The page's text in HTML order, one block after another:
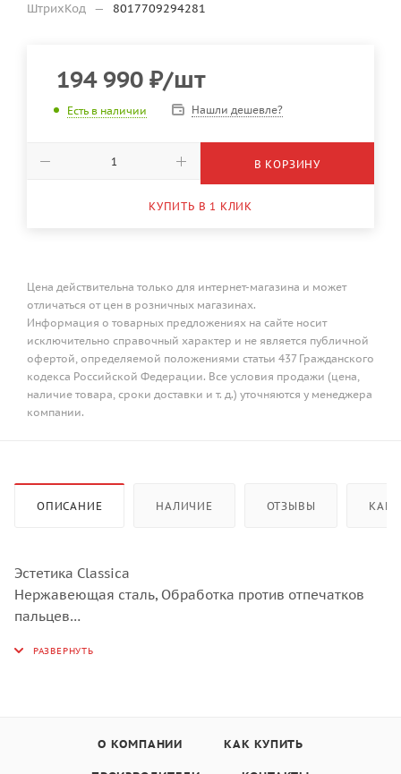
ШтрихКод — 8017709294281
194 990 ₽/шт
Есть в наличии Нашли дешевле?
В КОРЗИНУ
КУПИТЬ В 1 КЛИК
Цена действительна только для интернет-магазина и может
отличаться от цен в розничных магазинах.
Информация о товарных предложениях на сайте носит
исключительно справочный характер и не является публичной
офертой, определяемой положениями статьи 437 Гражданского
кодекса Российской Федерации. Все условия продажи (цена,
наличие товара, сроки доставки и т. д.) уточняются у менеджера
компании.
ОПИСАНИЕ НАЛИЧИЕ ОТЗЫВЫ КАК
Эстетика Classica
Нержавеющая сталь, Обработка против отпечатков
пальцев
11 функций приготовления, ECO-функция с
Дополнительные функции:
О КОМПАНИИ КАК КУПИТЬ